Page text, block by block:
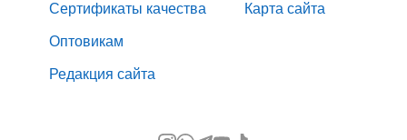
Сертификаты качества
Оптовикам
Редакция сайта
Карта сайта